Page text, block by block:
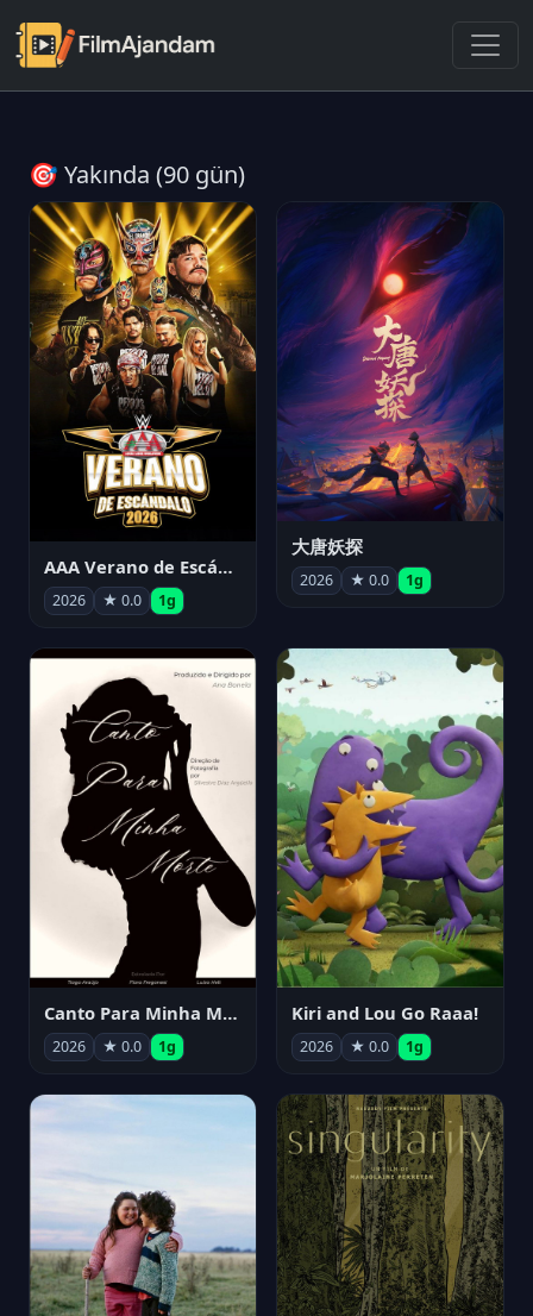
🎯 Yakında (90 gün)
AAA Verano de Escándalo 2026 - Week 3
2026 ★ 0.0 1g
大唐妖探
2026 ★ 0.0 1g
Canto Para Minha Morte
2026 ★ 0.0 1g
Kiri and Lou Go Raaa!
2026 ★ 0.0 1g